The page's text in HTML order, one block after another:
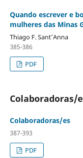
Quando escrever e
mulheres das Minas
Thiago F. Sant’Anna
385-386
PDF
Colaboradoras/
Colaboradoras/es
387-393
PDF